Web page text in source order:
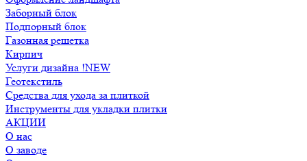
Заборный блок
Подпорный блок
Газонная решетка
Кирпич
Услуги дизайна !NEW
Геотекстиль
Средства для ухода за плиткой
Инструменты для укладки плитки
АКЦИИ
О нас
О заводе